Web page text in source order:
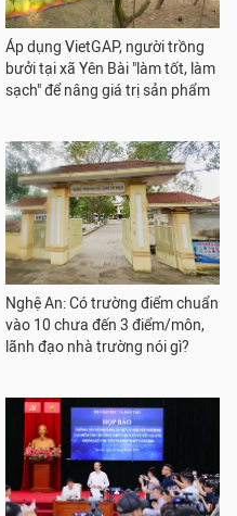
Áp dụng VietGAP, người trồng
bưởi tại xã Yên Bài "làm tốt, làm
sạch" để nâng giá trị sản phẩm
Nghệ An: Có trường điểm chuẩn
vào 10 chưa đến 3 điểm/môn,
lãnh đạo nhà trường nói gì?